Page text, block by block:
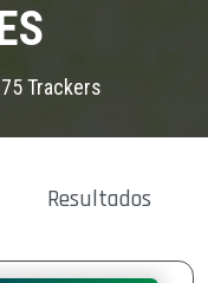
75 Trackers
Resultados